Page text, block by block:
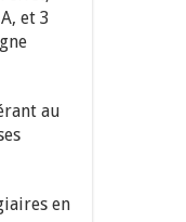
et 3
au
en :